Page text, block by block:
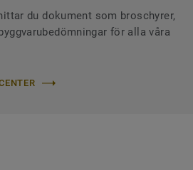
du dokument som broschyrer,
för alla våra